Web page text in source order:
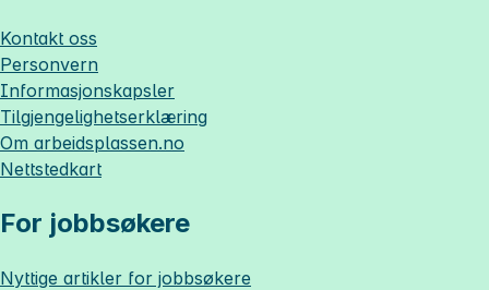
Kontakt oss
Personvern
Informasjonskapsler
Tilgjengelighetserklæring
Om arbeidsplassen.no
Nettstedkart
For jobbsøkere
Nyttige artikler for jobbsøkere